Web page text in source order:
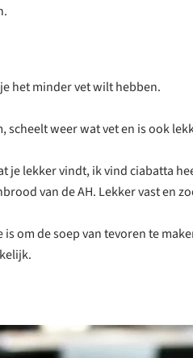
het minder vet wilt hebben.
scheelt weer wat vet en is ook
je lekker vindt, ik vind ciabatta
van de AH. Lekker vast en
om de soep van tevoren te